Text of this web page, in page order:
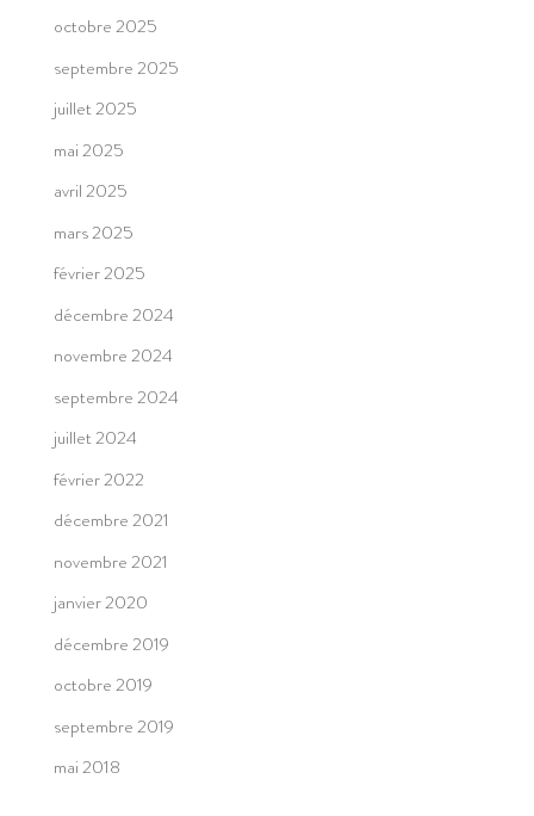
octobre 2025
septembre 2025
juillet 2025
mai 2025
avril 2025
mars 2025
février 2025
décembre 2024
novembre 2024
septembre 2024
juillet 2024
février 2022
décembre 2021
novembre 2021
janvier 2020
décembre 2019
octobre 2019
septembre 2019
mai 2018